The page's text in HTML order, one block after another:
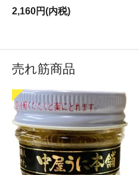
2,160円(内税)
売れ筋商品